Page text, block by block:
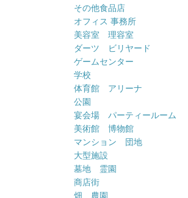
その他食品店
オフィス 事務所
美容室 理容室
ダーツ ビリヤード
ゲームセンター
学校
体育館 アリーナ
公園
宴会場 パーティールーム
美術館 博物館
マンション 団地
大型施設
墓地 霊園
商店街
畑 農園